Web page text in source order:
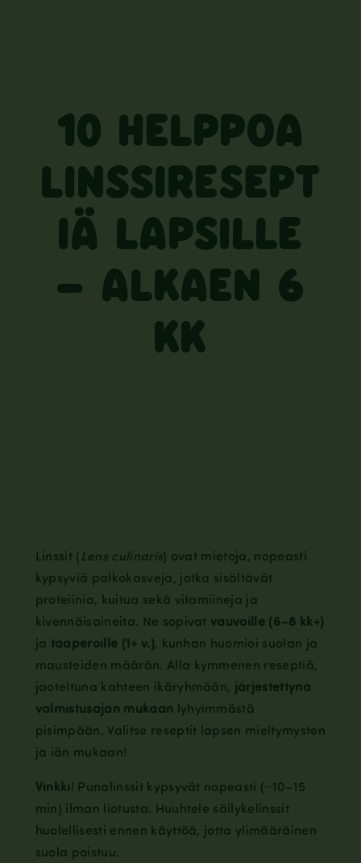
10 HELPPOA
LINSSIRESEPT
IÄ LAPSILLE
– ALKAEN 6
KK
Linssit ( Lens culinaris) ovat mietoja, nopeasti
kypsyviä palkokasveja, jotka sisältävät
proteiinia, kuitua sekä vitamiineja ja
kivennäisaineita. Ne sopivat vauvoille (6–8 kk+)
ja taaperoille (1+ v.) , kunhan huomioi suolan ja
mausteiden määrän. Alla kymmenen reseptiä,
jaoteltuna kahteen ikäryhmään, järjestettynä
valmistusajan mukaan lyhyimmästä
pisimpään. Valitse reseptit lapsen mieltymysten
ja iän mukaan!
Vinkki! Punalinssit kypsyvät nopeasti (~10–15
min) ilman liotusta. Huuhtele säilykelinssit
huolellisesti ennen käyttöä, jotta ylimääräinen
suola poistuu.